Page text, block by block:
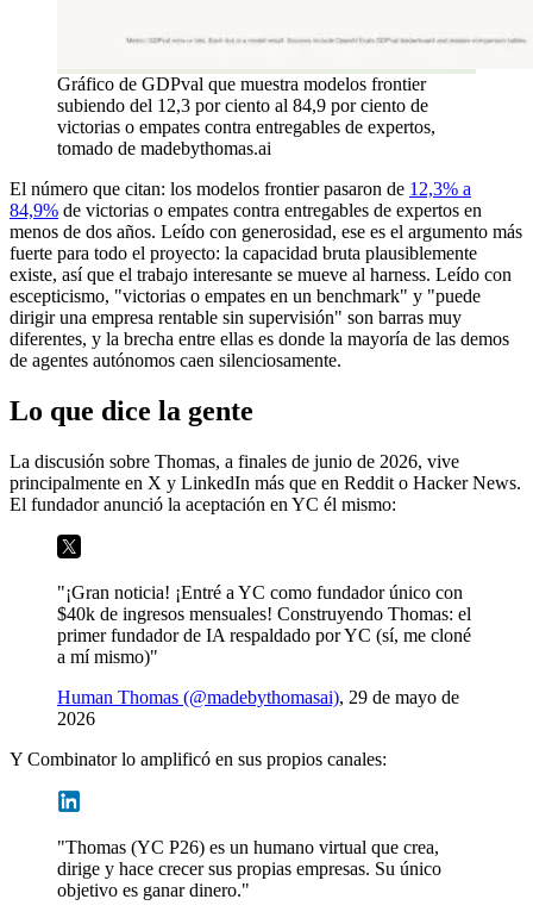
Gráfico de GDPval que muestra modelos frontier
subiendo del 12,3 por ciento al 84,9 por ciento de
victorias o empates contra entregables de expertos,
tomado de madebythomas.ai
El número que citan: los modelos frontier pasaron de 12,3% a
84,9% de victorias o empates contra entregables de expertos en
menos de dos años. Leído con generosidad, ese es el argumento más
fuerte para todo el proyecto: la capacidad bruta plausiblemente
existe, así que el trabajo interesante se mueve al harness. Leído con
escepticismo, "victorias o empates en un benchmark" y "puede
dirigir una empresa rentable sin supervisión" son barras muy
diferentes, y la brecha entre ellas es donde la mayoría de las demos
de agentes autónomos caen silenciosamente.
Lo que dice la gente
La discusión sobre Thomas, a finales de junio de 2026, vive
principalmente en X y LinkedIn más que en Reddit o Hacker News.
El fundador anunció la aceptación en YC él mismo:
"¡Gran noticia! ¡Entré a YC como fundador único con
$40k de ingresos mensuales! Construyendo Thomas: el
primer fundador de IA respaldado por YC (sí, me cloné
a mí mismo)"
Human Thomas (@madebythomasai), 29 de mayo de
2026
Y Combinator lo amplificó en sus propios canales:
"Thomas (YC P26) es un humano virtual que crea,
dirige y hace crecer sus propias empresas. Su único
objetivo es ganar dinero."